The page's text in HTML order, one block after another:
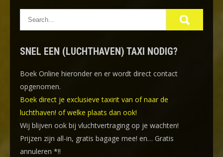
SNEL EEN (LUCHTHAVEN) TAXI NODIG?
Boek Online hieronder en er wordt direct contact
opgenomen.
Boek direct je exclusieve taxirit van of naar de
luchthaven! of welke plaats dan ook!
Wij blijven ook bij vluchtvertraging op je wachten!
Prijzen zijn all-in, gratis bagage mee! en… Gratis
annuleren *!!